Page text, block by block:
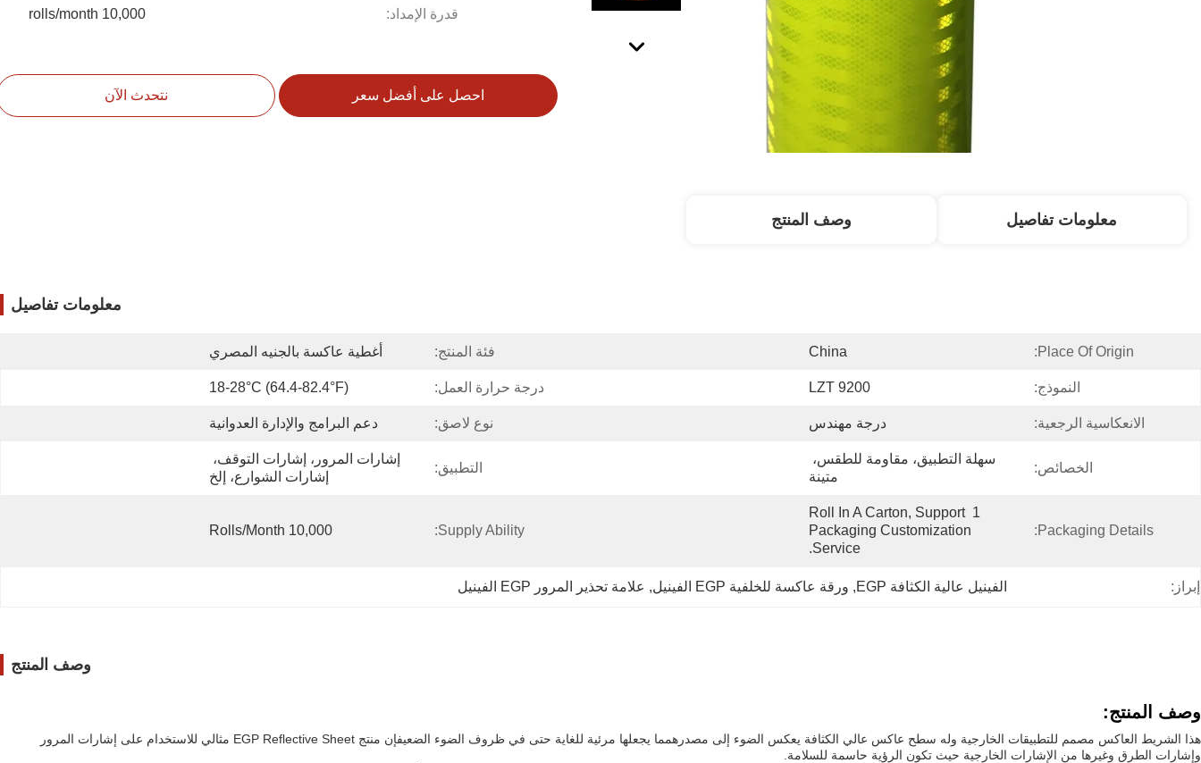
قدرة الإمداد: 10,000 rolls/month
احصل على أفضل سعر نتحدث الآن
معلومات تفاصيل وصف المنتج
معلومات تفاصيل
Place Of Origin:
China فئة المنتج: أغطية عاكسة بالجنيه المصري
النموذج: LZT 9200 درجة حرارة العمل: 18-28°C (64.4-82.4°F)
الانعكاسية الرجعية: درجة مهندس نوع لاصق: دعم البرامج والإدارة العدوانية
الخصائص:
متينة
التطبيق:
إشارات الشوارع، إلخ
Packaging Details:
1 Roll In A Carton, Support
Packaging Customization
Service.
Supply Ability:
10,000 Rolls/month
إبراز: الفينيل عالية الكثافة EGP , ورقة عاكسة للخلفية EGP الفينيل , علامة تحذير المرور EGP الفينيل
وصف المنتج
وصف المنتج:
هذا الشريط العاكس مصمم للتطبيقات الخارجية وله سطح عاكس عالي الكثافة يعكس الضوء إلى مصدرهمما يجعلها مرئية للغاية حتى في ظروف الضوء الضعيفإن منتج EGP Reflective Sheet مثالي للاستخدام على إشارات المرور
وإشارات الطرق وغيرها من الإشارات الخارجية حيث تكون الرؤية حاسمة للسلامة.